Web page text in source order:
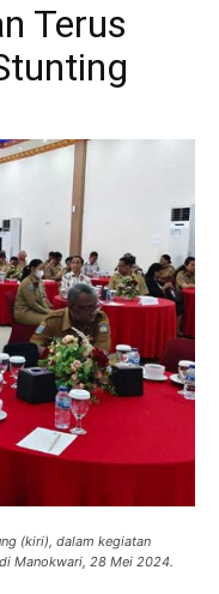
Terus
(kiri), dalam kegiatan
Manokwari, 28 Mei 2024.